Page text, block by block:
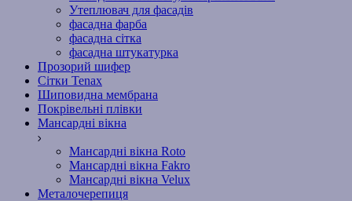
Утеплювач для фасадів
фасадна фарба
фасадна сітка
фасадна штукатурка
Прозорий шифер
Сітки Tenax
Шиповидна мембрана
Покрівельні плівки
Мансардні вікна
Мансардні вікна Roto
Мансардні вікна Fakro
Мансардні вікна Velux
Металочерепиця